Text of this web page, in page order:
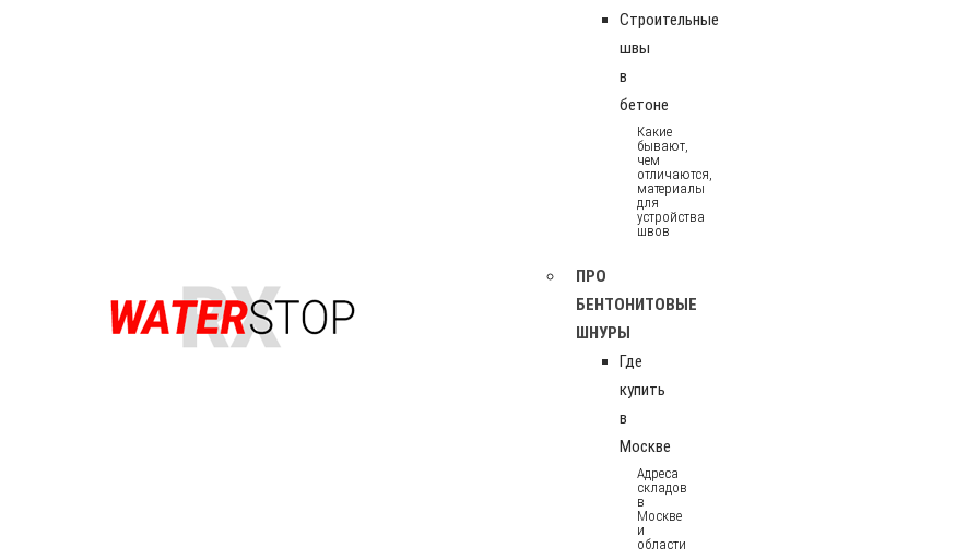
Строительные
швы
в
бетоне
Какие
бывают,
чем
отличаются,
материалы
для
устройства
швов
ПРО
БЕНТОНИТОВЫЕ
ШНУРЫ
Где
купить
в
Москве
Адреса
складов
в
Москве
и
области